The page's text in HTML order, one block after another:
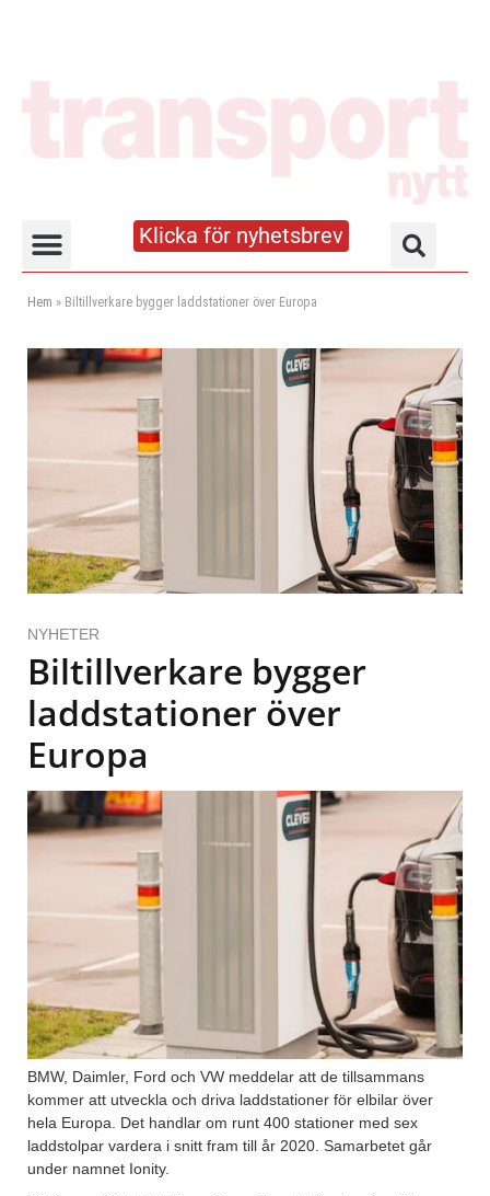
Klicka för nyhetsbrev
Hem » Biltillverkare bygger laddstationer över Europa
NYHETER
Biltillverkare bygger
laddstationer över
Europa
BMW, Daimler, Ford och VW meddelar att de tillsammans
kommer att utveckla och driva laddstationer för elbilar över
hela Europa. Det handlar om runt 400 stationer med sex
laddstolpar vardera i snitt fram till år 2020. Samarbetet går
under namnet Ionity.